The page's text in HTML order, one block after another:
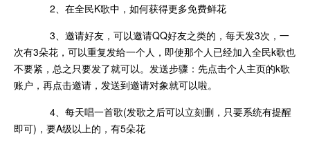
2、在全民K歌中，如何获得更多免费鲜花
3、邀请好友，可以邀请QQ好友之类的，每天发3次，一
次有3朵花，可以重复发给一个人，即使那个人已经加入全民k歌也
不要紧，总之只要发了就可以。发送步骤：先点击个人主页的k歌
账户，再点击邀请，发送到邀请对象就可以啦。
4、每天唱一首歌(发歌之后可以立刻删，只要系统有提醒
即可)，要A级以上的，有5朵花